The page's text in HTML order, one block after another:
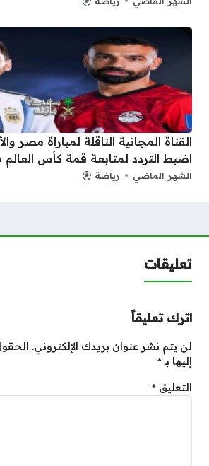
القناة المجانية الناقلة لمباراة مصر
اضبط التردد لمتابعة قمة كأس العالم 2026
الشهر الماضي رياضة
تعليقات
اترك تعليقاً
لن يتم نشر عنوان بريدك الإلكتروني.
إليها بـ*
التعليق *